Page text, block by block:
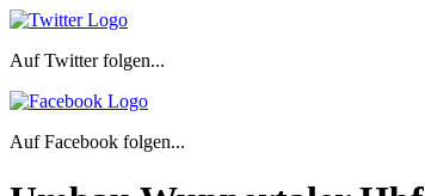
Auf Twitter folgen...
Auf Facebook folgen...